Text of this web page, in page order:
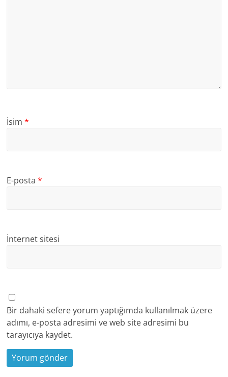
İsim*
E-posta*
İnternet sitesi
Bir dahaki sefere yorum yaptığımda kullanılmak üzere
adımı, e-posta adresimi ve web site adresimi bu
tarayıcıya kaydet.